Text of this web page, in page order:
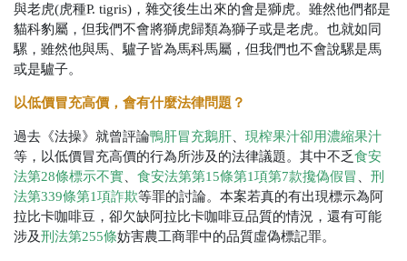
與老虎(虎種P. tigris)，雜交後生出來的會是獅虎。雖然他們都是
貓科豹屬，但我們不會將獅虎歸類為獅子或是老虎。也就如同
騾，雖然他與馬、驢子皆為馬科馬屬，但我們也不會說騾是馬
或是驢子。
以低價冒充高價，會有什麼法律問題？
過去《法操》就曾評論鴨肝冒充鵝肝
現榨果汁卻用濃縮果汁
等，以低價冒充高價的行為所涉及的法律議題。其中不乏食安
法第28條標示不實
食安法第第15條第1項第7款攙偽假冒
刑
法第339條第1項詐欺等罪的討論。本案若真的有出現標示為阿
拉比卡咖啡豆，卻欠缺阿拉比卡咖啡豆品質的情況，還有可能
涉及刑法第255條妨害農工商罪中的品質虛偽標記罪。